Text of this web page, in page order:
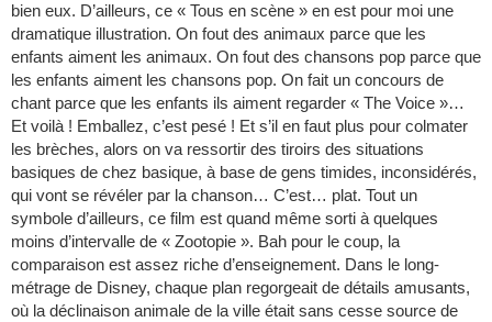
bien eux. D’ailleurs, ce « Tous en scène » en est pour moi une
dramatique illustration. On fout des animaux parce que les
enfants aiment les animaux. On fout des chansons pop parce que
les enfants aiment les chansons pop. On fait un concours de
chant parce que les enfants ils aiment regarder « The Voice »…
Et voilà ! Emballez, c’est pesé ! Et s’il en faut plus pour colmater
les brèches, alors on va ressortir des tiroirs des situations
basiques de chez basique, à base de gens timides, inconsidérés,
qui vont se révéler par la chanson… C’est… plat. Tout un
symbole d’ailleurs, ce film est quand même sorti à quelques
moins d’intervalle de « Zootopie ». Bah pour le coup, la
comparaison est assez riche d’enseignement. Dans le long-
métrage de Disney, chaque plan regorgeait de détails amusants,
où la déclinaison animale de la ville était sans cesse source de